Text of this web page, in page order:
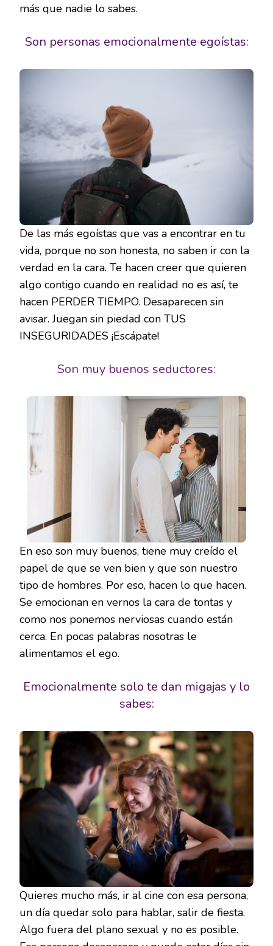
más que nadie lo sabes.
Son personas emocionalmente egoístas:
De las más egoístas que vas a encontrar en tu
vida, porque no son honesta, no saben ir con la
verdad en la cara. Te hacen creer que quieren
algo contigo cuando en realidad no es así, te
hacen PERDER TIEMPO. Desaparecen sin
avisar. Juegan sin piedad con TUS
INSEGURIDADES ¡Escápate!
Son muy buenos seductores:
En eso son muy buenos, tiene muy creído el
papel de que se ven bien y que son nuestro
tipo de hombres. Por eso, hacen lo que hacen.
Se emocionan en vernos la cara de tontas y
como nos ponemos nerviosas cuando están
cerca. En pocas palabras nosotras le
alimentamos el ego.
Emocionalmente solo te dan migajas y lo
sabes:
Quieres mucho más, ir al cine con esa persona,
un día quedar solo para hablar, salir de fiesta.
Algo fuera del plano sexual y no es posible.